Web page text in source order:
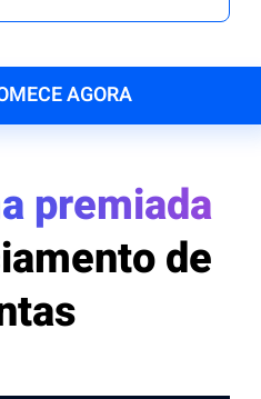
AGORA
premiada
de